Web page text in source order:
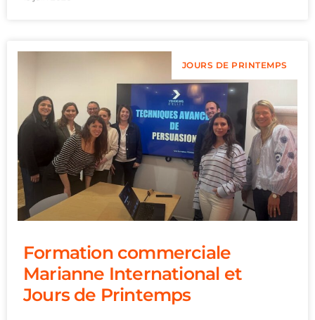
JOURS DE PRINTEMPS
Formation commerciale
Marianne International et
Jours de Printemps